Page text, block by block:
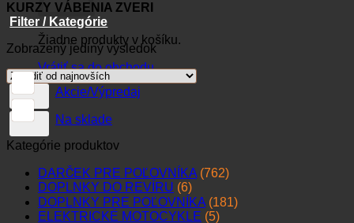
Žiadne produkty v košíku.
Vrátiť sa do obchodu
KURZY VÁBENIA ZVERI
Filter / Kategórie
Zobrazený jediný výsledok
Akcie/Výpredaj
Na sklade
Kategórie produktov
DARČEK PRE POĽOVNÍKA (762)
DOPLNKY DO REVÍRU (6)
DOPLNKY PRE POĽOVNÍKA (181)
ELEKTRICKÉ MOTOCYKLE (5)